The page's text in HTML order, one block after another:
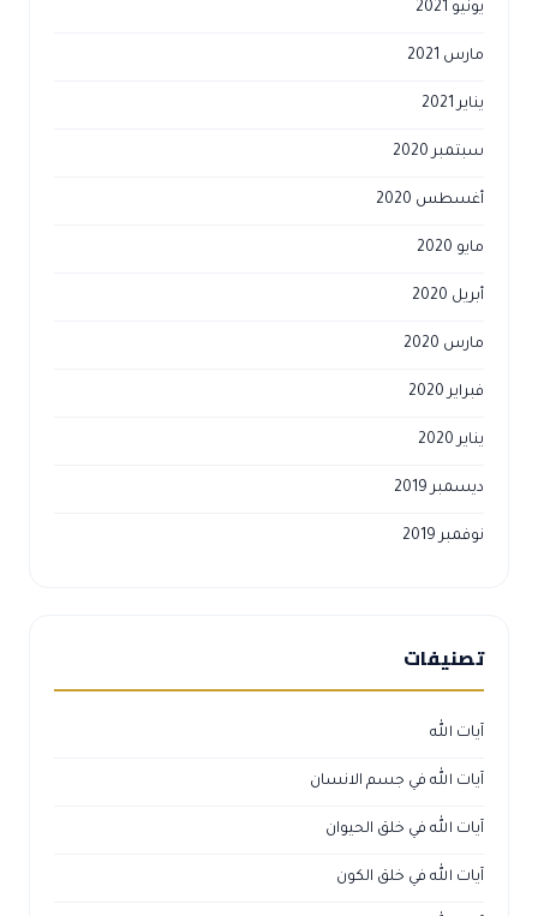
يونيو 2021
مارس 2021
يناير 2021
سبتمبر 2020
أغسطس 2020
مايو 2020
أبريل 2020
مارس 2020
فبراير 2020
يناير 2020
ديسمبر 2019
نوفمبر 2019
تصنيفات
آيات الله
آيات الله في جسم الانسان
آيات الله في خلق الحيوان
آيات الله في خلق الكون